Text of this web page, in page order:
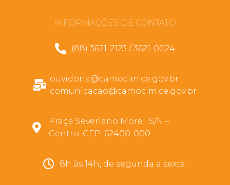
INFORMAÇÕES DE CONTATO
(88) 3621-2123 / 3621-0024
ouvidoria@camocim.ce.gov.br
comunicacao@camocim.ce.gov.br
Praça Severiano Morel, S/N –
Centro. CEP: 62400-000
8h às 14h, de segunda a sexta.